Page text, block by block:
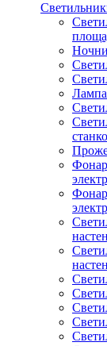
Лампа